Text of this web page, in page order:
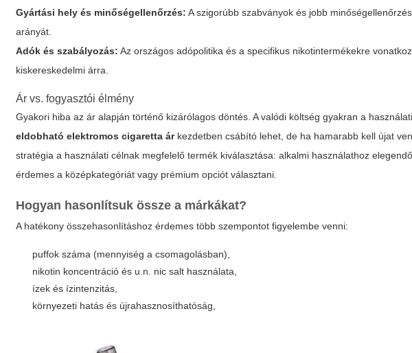
Gyártási hely és minőségellenőrzés: A szigorúbb szabványok és jobb
arányát.
Adók és szabályozás: Az országos adópolitika és a specifikus nikotintermékekre
kiskereskedelmi árra.
Ár vs. fogyasztói élmény
Gyakori hiba az ár alapján történő kizárólagos döntés. A valódi költség gyakran a
eldobható elektromos cigaretta árkezdetben csábító lehet, de ha hamarabb kell újat
stratégia a használati célnak megfelelő termék kiválasztása: alkalmi használathoz
érdemes a középkategóriát vagy prémium opciót választani.
Hogyan hasonlítsuk össze a márkákat?
A hatékony összehasonlításhoz érdemes több szempontot figyelembe venni:
puffok száma (mennyiség a csomagolásban),
nikotin koncentráció és u.n. nic salt használata,
ízek és ízintenzitás,
környezeti hatás és újrahasznosíthatóság,